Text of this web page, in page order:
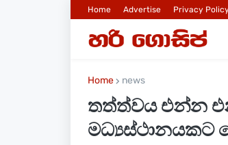
Home Advertise Privacy
Home news
තත්ත්වය එන්න
මධ්‍යස්ථානයකට